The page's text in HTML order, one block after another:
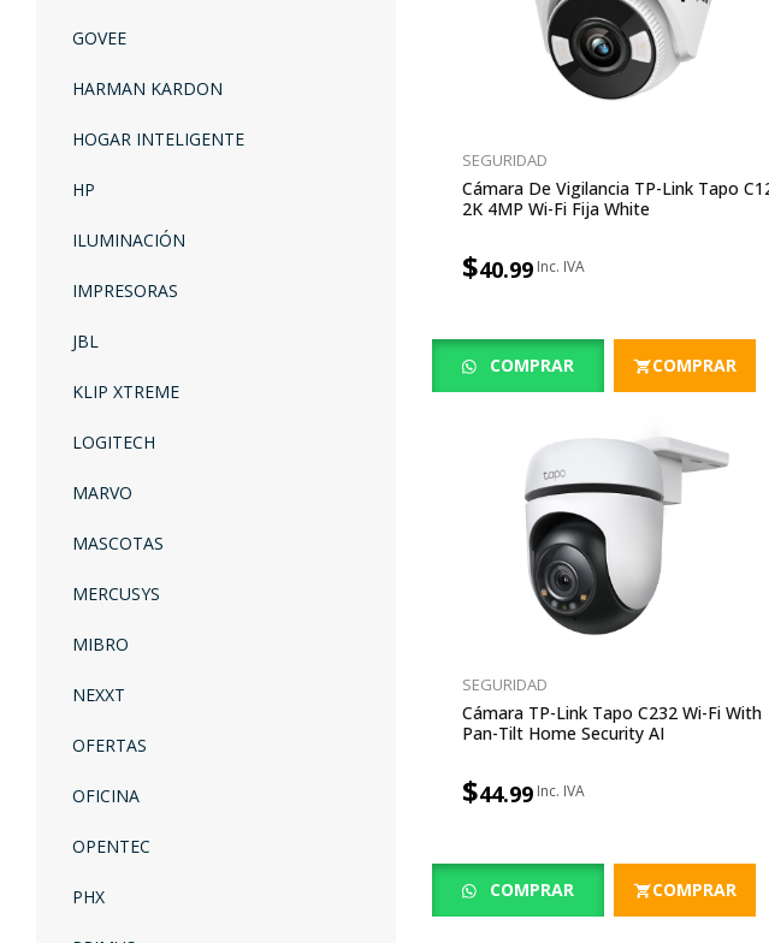
SEGURIDAD
Cámara De Vigilancia TP-Link Tapo
2K 4MP Wi-Fi Fija White
$40.99
COMPRAR COMPRAR
SEGURIDAD
Cámara TP-Link Tapo C232 Wi-Fi With
Pan-Tilt Home Security AI
$44.99
COMPRAR COMPRAR
GOVEE
HARMAN KARDON
HOGAR INTELIGENTE
HP
ILUMINACIÓN
IMPRESORAS
JBL
KLIP XTREME
LOGITECH
MARVO
MASCOTAS
MERCUSYS
MIBRO
NEXXT
OFERTAS
OFICINA
OPENTEC
PHX